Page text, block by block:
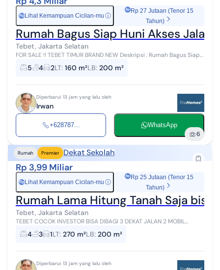
RpLihat Kemampuan Cicilan-mu ⓘ
Rp 27 Jutaan (Tenor 15
Tahun)
Rumah Bagus Siap Huni Akses Jalan
Tebet, Jakarta Selatan
FOR SALE !! TEBET TIMUR BRAND NEW Deskripsi : Rumah Bagus Siap
huni Akses 1 mobil dekat 2 mobil Dekat Public Service Bebas banjir
Spesifikasi ...
5 4 2LT: 160 m²LB: 200 m²
Diperbarui 13 jam yang lalu oleh
Irwan
+628787... WhatsApp
6
Rumah Premier Dekat Sekolah
Rp 3,99 Miliar
RpLihat Kemampuan Cicilan-mu ⓘ
Rp 25 Jutaan (Tenor 15
Tahun)
Rumah Lama Hitung Tanah Saja bisa
Tebet, Jakarta Selatan
TEBET COCOK INVESTOR BISA DIBAGI 3 DEKAT JALAN 2 MOBIL
Deskripsi : Rumah lama hitung tanah saja Akses 1 mobil dekat 2
mobil Cocok bangun kost a...
4 3 1LT: 270 m²LB: 200 m²
Diperbarui 13 jam yang lalu oleh